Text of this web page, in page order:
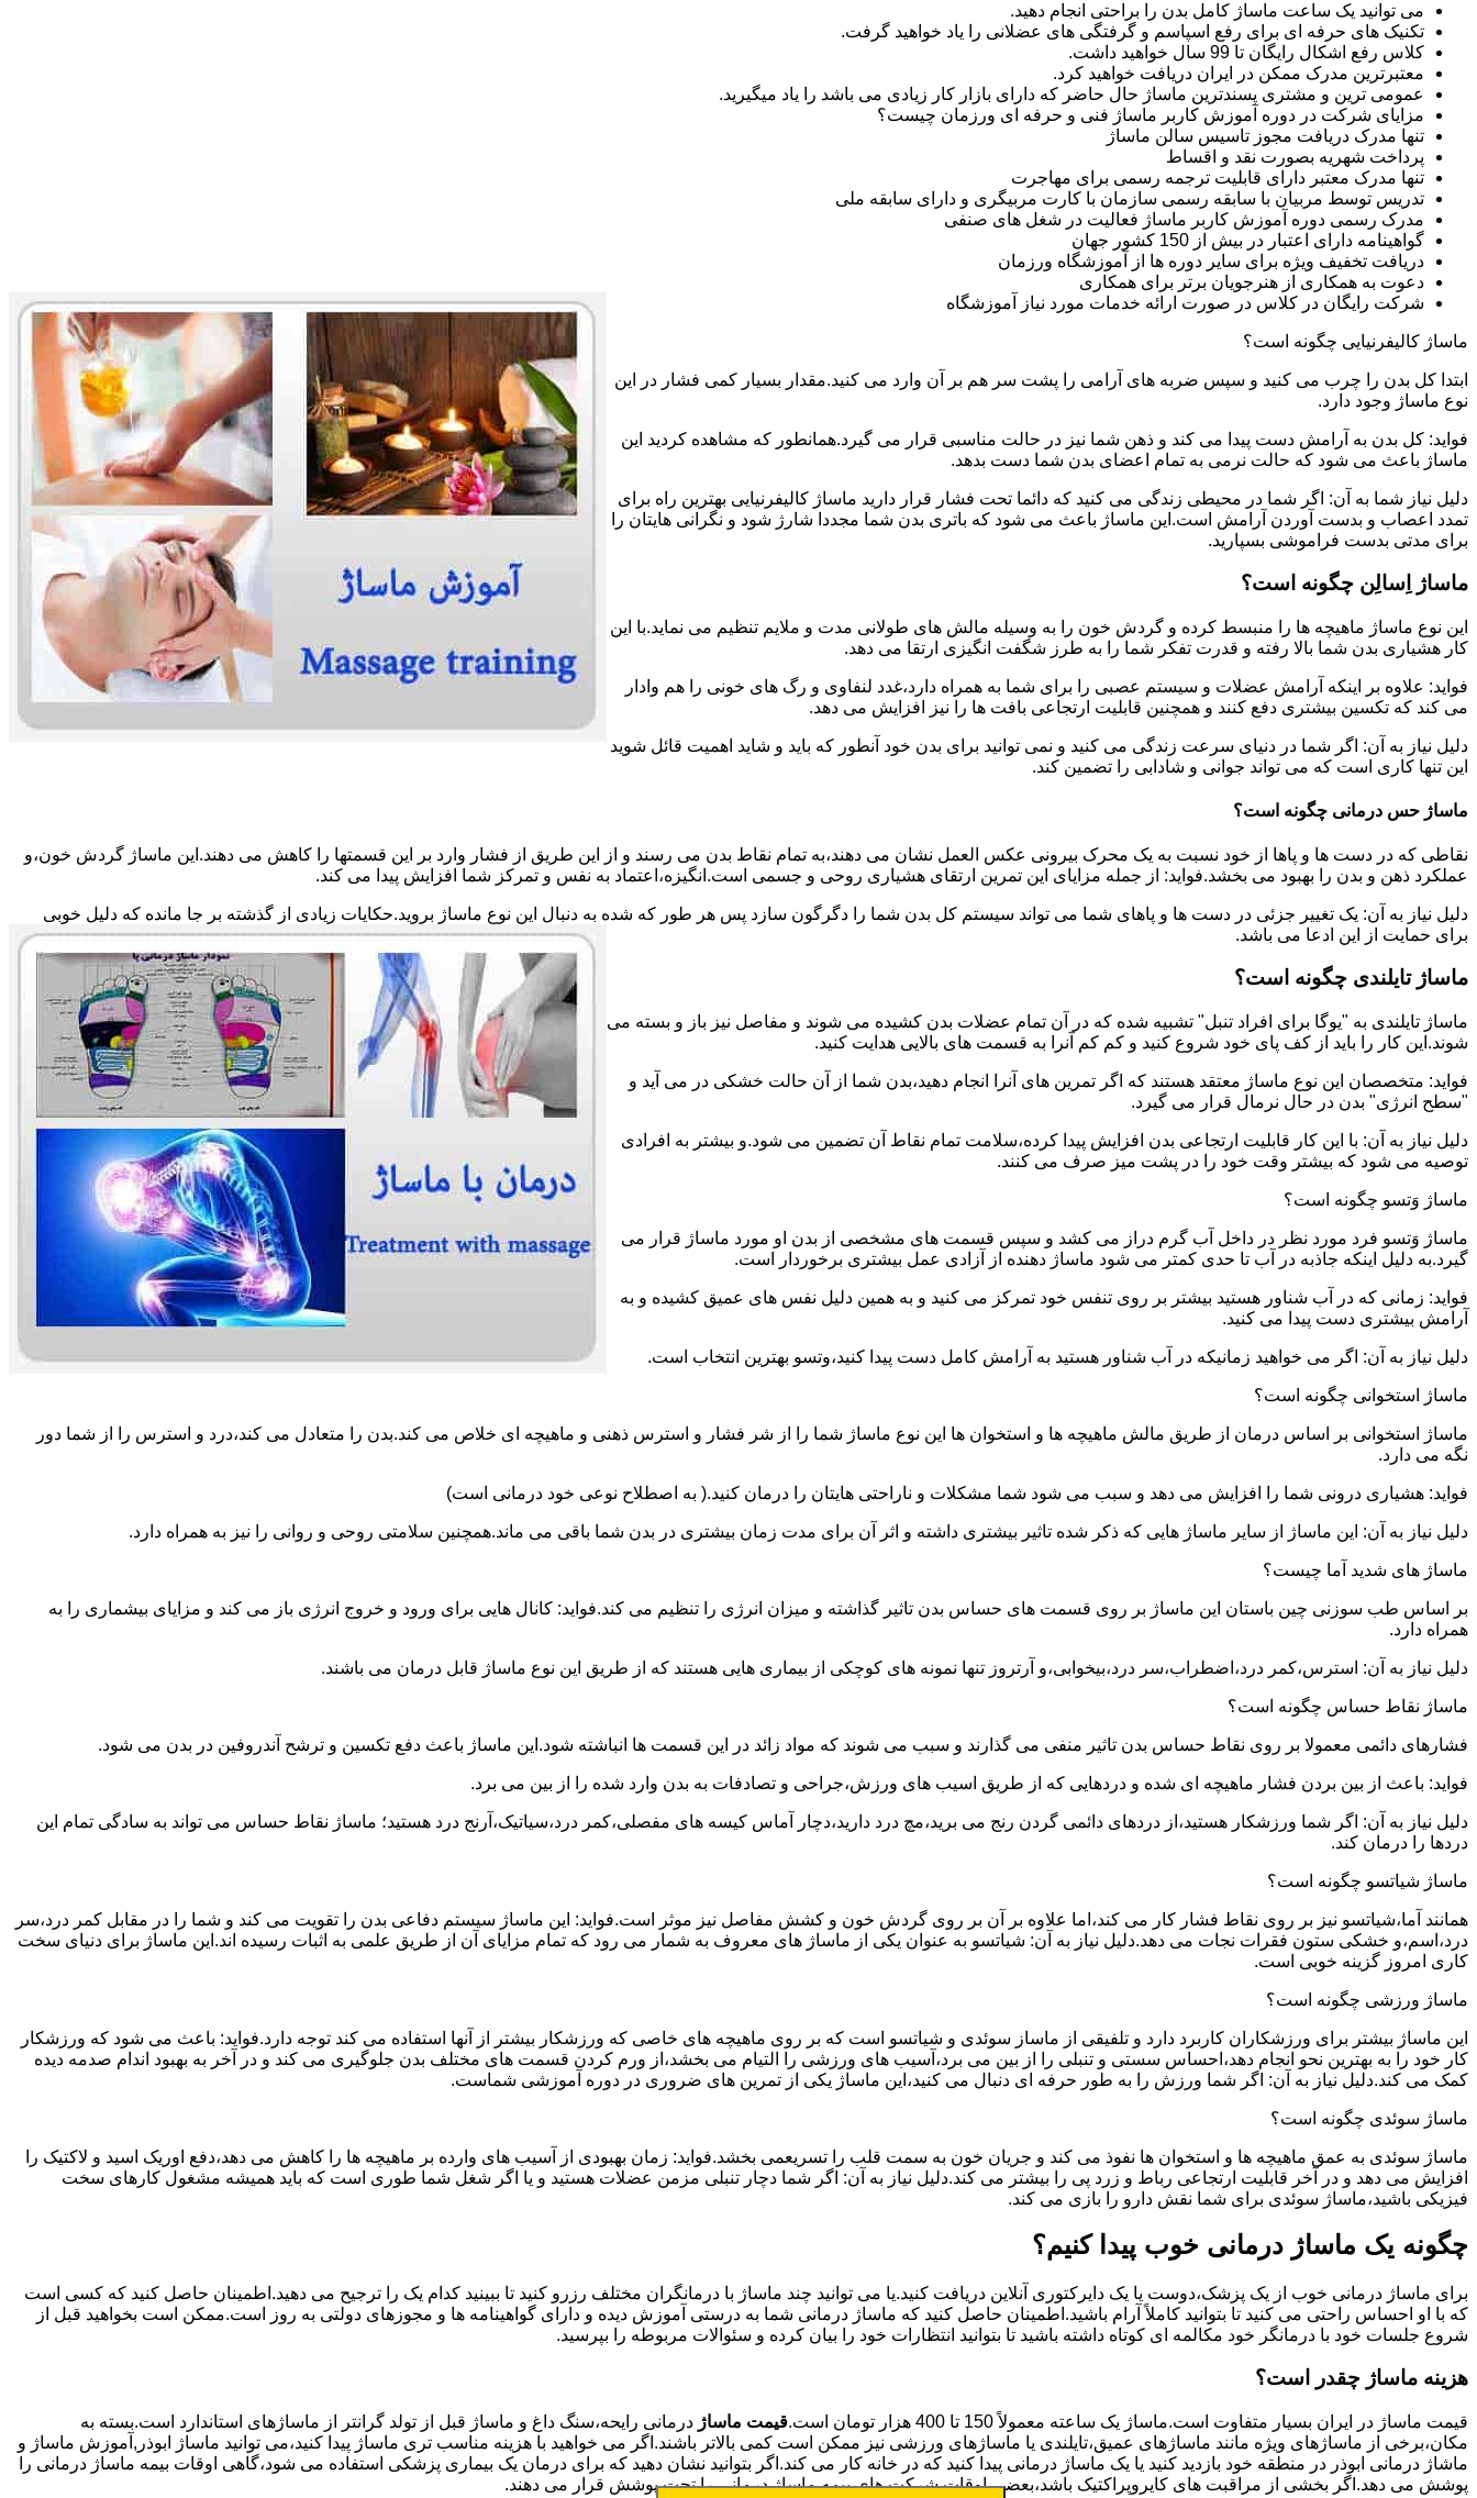
می توانید یک ساعت ماساژ کامل بدن را براحتی انجام دهید.
تکنیک های حرفه ای برای رفع اسپاسم و گرفتگی های عضلانی را یاد خواهید گرفت.
کلاس رفع اشکال رایگان تا 99 سال خواهید داشت.
معتبرترین مدرک ممکن در ایران دریافت خواهید کرد.
عمومی ترین و مشتری پسندترین ماساژ حال حاضر که دارای بازار کار زیادی می باشد را یاد میگیرید.
مزایای شرکت در دوره آموزش کاربر ماساژ فنی و حرفه ای ورزمان چیست؟
تنها مدرک دریافت مجوز تاسیس سالن ماساژ
پرداخت شهریه بصورت نقد و اقساط
تنها مدرک معتبر دارای قابلیت ترجمه رسمی برای مهاجرت
تدریس توسط مربیان با سابقه رسمی سازمان با کارت مربیگری و دارای سابقه ملی
مدرک رسمی دوره آموزش کاربر ماساژ فعالیت در شغل های صنفی
گواهینامه دارای اعتبار در بیش از 150 کشور جهان
دریافت تخفیف ویژه برای سایر دوره ها از آموزشگاه ورزمان
دعوت به همکاری از هنرجویان برتر برای همکاری
شرکت رایگان در کلاس در صورت ارائه خدمات مورد نیاز آموزشگاه
ماساژ کالیفرنیایی چگونه است؟
ابتدا کل بدن را چرب می کنید و سپس ضربه های آرامی را پشت سر هم بر آن وارد می کنید.مقدار بسیار کمی فشار در این
نوع ماساژ وجود دارد.
فواید: کل بدن به آرامش دست پیدا می کند و ذهن شما نیز در حالت مناسبی قرار می گیرد.همانطور که مشاهده کردید این
ماساژ باعث می شود که حالت نرمی به تمام اعضای بدن شما دست بدهد.
دلیل نیاز شما به آن: اگر شما در محیطی زندگی می کنید که دائما تحت فشار قرار دارید ماساژ کالیفرنیایی بهترین راه برای
تمدد اعصاب و بدست آوردن آرامش است.این ماساژ باعث می شود که باتری بدن شما مجددا شارژ شود و نگرانی هایتان را
برای مدتی بدست فراموشی بسپارید.
ماساژ اِسالِن چگونه است؟
این نوع ماساژ ماهیچه ها را منبسط کرده و گردش خون را به وسیله مالش های طولانی مدت و ملایم تنظیم می نماید.با این
کار هشیاری بدن شما بالا رفته و قدرت تفکر شما را به طرز شگفت انگیزی ارتقا می دهد.
فواید: علاوه بر اینکه آرامش عضلات و سیستم عصبی را برای شما به همراه دارد،غدد لنفاوی و رگ های خونی را هم وادار
می کند که تکسین بیشتری دفع کنند و همچنین قابلیت ارتجاعی بافت ها را نیز افزایش می دهد.
دلیل نیاز به آن: اگر شما در دنیای سرعت زندگی می کنید و نمی توانید برای بدن خود آنطور که باید و شاید اهمیت قائل شوید
این تنها کاری است که می تواند جوانی و شادابی را تضمین کند.
ماساژ حس درمانی چگونه است؟
نقاطی که در دست ها و پاها از خود نسبت به یک محرک بیرونی عکس العمل نشان می دهند،به تمام نقاط بدن می رسند و از این طریق از فشار وارد بر این قسمتها را کاهش می دهند.این ماساژ گردش خون،و
عملکرد ذهن و بدن را بهبود می بخشد.فواید: از جمله مزایای این تمرین ارتقای هشیاری روحی و جسمی است.انگیزه،اعتماد به نفس و تمرکز شما افزایش پیدا می کند.
دلیل نیاز به آن: یک تغییر جزئی در دست ها و پاهای شما می تواند سیستم کل بدن شما را دگرگون سازد پس هر طور که شده به دنبال این نوع ماساژ بروید.حکایات زیادی از گذشته بر جا مانده که دلیل خوبی
برای حمایت از این ادعا می باشد.
ماساژ تایلندی چگونه است؟
ماساژ تایلندی به "یوگا برای افراد تنبل" تشبیه شده که در آن تمام عضلات بدن کشیده می شوند و مفاصل نیز باز و بسته می
شوند.این کار را باید از کف پای خود شروع کنید و کم کم آنرا به قسمت های بالایی هدایت کنید.
فواید: متخصصان این نوع ماساژ معتقد هستند که اگر تمرین های آنرا انجام دهید،بدن شما از آن حالت خشکی در می آید و
"سطح انرژی" بدن در حال نرمال قرار می گیرد.
دلیل نیاز به آن: با این کار قابلیت ارتجاعی بدن افزایش پیدا کرده،سلامت تمام نقاط آن تضمین می شود.و بیشتر به افرادی
توصیه می شود که بیشتر وقت خود را در پشت میز صرف می کنند.
ماساژ وَتسو چگونه است؟
ماساژ وَتسو فرد مورد نظر در داخل آب گرم دراز می کشد و سپس قسمت های مشخصی از بدن او مورد ماساژ قرار می
گیرد.به دلیل اینکه جاذبه در آب تا حدی کمتر می شود ماساژ دهنده از آزادی عمل بیشتری برخوردار است.
فواید: زمانی که در آب شناور هستید بیشتر بر روی تنفس خود تمرکز می کنید و به همین دلیل نفس های عمیق کشیده و به
آرامش بیشتری دست پیدا می کنید.
دلیل نیاز به آن: اگر می خواهید زمانیکه در آب شناور هستید به آرامش کامل دست پیدا کنید،وتسو بهترین انتخاب است.
ماساژ استخوانی چگونه است؟
ماساژ استخوانی بر اساس درمان از طریق مالش ماهیچه ها و استخوان ها این نوع ماساژ شما را از شر فشار و استرس ذهنی و ماهیچه ای خلاص می کند.بدن را متعادل می کند،درد و استرس را از شما دور
نگه می دارد.
فواید: هشیاری درونی شما را افزایش می دهد و سبب می شود شما مشکلات و ناراحتی هایتان را درمان کنید.( به اصطلاح نوعی خود درمانی است)
دلیل نیاز به آن: این ماساژ از سایر ماساژ هایی که ذکر شده تاثیر بیشتری داشته و اثر آن برای مدت زمان بیشتری در بدن شما باقی می ماند.همچنین سلامتی روحی و روانی را نیز به همراه دارد.
ماساژ های شدید آما چیست؟
بر اساس طب سوزنی چین باستان این ماساژ بر روی قسمت های حساس بدن تاثیر گذاشته و میزان انرژی را تنظیم می کند.فواید: کانال هایی برای ورود و خروج انرژی باز می کند و مزایای بیشماری را به
همراه دارد.
دلیل نیاز به آن: استرس،کمر درد،اضطراب،سر درد،بیخوابی،و آرتروز تنها نمونه های کوچکی از بیماری هایی هستند که از طریق این نوع ماساژ قابل درمان می باشند.
ماساژ نقاط حساس چگونه است؟
فشارهای دائمی معمولا بر روی نقاط حساس بدن تاثیر منفی می گذارند و سبب می شوند که مواد زائد در این قسمت ها انباشته شود.این ماساژ باعث دفع تکسین و ترشح آندروفین در بدن می شود.
فواید: باعث از بین بردن فشار ماهیچه ای شده و دردهایی که از طریق اسیب های ورزش،جراحی و تصادفات به بدن وارد شده را از بین می برد.
دلیل نیاز به آن: اگر شما ورزشکار هستید،از دردهای دائمی گردن رنج می برید،مچ درد دارید،دچار آماس کیسه های مفصلی،کمر درد،سیاتیک،آرنج درد هستید؛ ماساژ نقاط حساس می تواند به سادگی تمام این
دردها را درمان کند.
ماساژ شیاتسو چگونه است؟
همانند آما،شیاتسو نیز بر روی نقاط فشار کار می کند،اما علاوه بر آن بر روی گردش خون و کشش مفاصل نیز موثر است.فواید: این ماساژ سیستم دفاعی بدن را تقویت می کند و شما را در مقابل کمر درد،سر
درد،اسم،و خشکی ستون فقرات نجات می دهد.دلیل نیاز به آن: شیاتسو به عنوان یکی از ماساژ های معروف به شمار می رود که تمام مزایای آن از طریق علمی به اثبات رسیده اند.این ماساژ برای دنیای سخت
کاری امروز گزینه خوبی است.
ماساژ ورزشی چگونه است؟
این ماساژ بیشتر برای ورزشکاران کاربرد دارد و تلفیقی از ماساز سوئدی و شیاتسو است که بر روی ماهیچه های خاصی که ورزشکار بیشتر از آنها استفاده می کند توجه دارد.فواید: باعث می شود که ورزشکار
کار خود را به بهترین نحو انجام دهد،احساس سستی و تنبلی را از بین می برد،آسیب های ورزشی را التیام می بخشد،از ورم کردن قسمت های مختلف بدن جلوگیری می کند و در آخر به بهبود اندام صدمه دیده
کمک می کند.دلیل نیاز به آن: اگر شما ورزش را به طور حرفه ای دنبال می کنید،این ماساژ یکی از تمرین های ضروری در دوره آموزشی شماست.
ماساژ سوئدی چگونه است؟
ماساژ سوئدی به عمق ماهیچه ها و استخوان ها نفوذ می کند و جریان خون به سمت قلب را تسریعمی بخشد.فواید: زمان بهبودی از آسیب های وارده بر ماهیچه ها را کاهش می دهد،دفع اوریک اسید و لاکتیک را
افزایش می دهد و در آخر قابلیت ارتجاعی رباط و زرد پی را بیشتر می کند.دلیل نیاز به آن: اگر شما دچار تنبلی مزمن عضلات هستید و یا اگر شغل شما طوری است که باید همیشه مشغول کارهای سخت
فیزیکی باشید،ماساژ سوئدی برای شما نقش دارو را بازی می کند.
چگونه یک ماساژ درمانی خوب پیدا کنیم؟
برای ماساژ درمانی خوب از یک پزشک،دوست یا یک دایرکتوری آنلاین دریافت کنید.یا می توانید چند ماساژ با درمانگران مختلف رزرو کنید تا ببینید کدام یک را ترجیح می دهید.اطمینان حاصل کنید که کسی است
که با او احساس راحتی می کنید تا بتوانید کاملاً آرام باشید.اطمینان حاصل کنید که ماساژ درمانی شما به درستی آموزش دیده و دارای گواهینامه ها و مجوزهای دولتی به روز است.ممکن است بخواهید قبل از
شروع جلسات خود با درمانگر خود مکالمه ای کوتاه داشته باشید تا بتوانید انتظارات خود را بیان کرده و سئوالات مربوطه را بپرسید.
هزینه ماساژ چقدر است؟
قیمت ماساژ در ایران بسیار متفاوت است.ماساژ یک ساعته معمولاً 150 تا 400 هزار تومان است. قیمت ماساژ درمانی رایحه،سنگ داغ و ماساژ قبل از تولد گرانتر از ماساژهای استاندارد است.بسته به
مکان،برخی از ماساژهای ویژه مانند ماساژهای عمیق،تایلندی یا ماساژهای ورزشی نیز ممکن است کمی بالاتر باشند.اگر می خواهید با هزینه مناسب تری ماساژ پیدا کنید،می توانید ماساژ ابوذر,آموزش ماساژ و
ماشاژ درمانی ابوذر در منطقه خود بازدید کنید یا یک ماساژ درمانی پیدا کنید که در خانه کار می کند.اگر بتوانید نشان دهید که برای درمان یک بیماری پزشکی استفاده می شود،گاهی اوقات بیمه ماساژ درمانی را
پوشش می دهد.اگر بخشی از مراقبت های کایروپراکتیک باشد،بعضی اوقات شرکت های بیمه ماساژ درمانی را تحت پوشش قرار می دهند.